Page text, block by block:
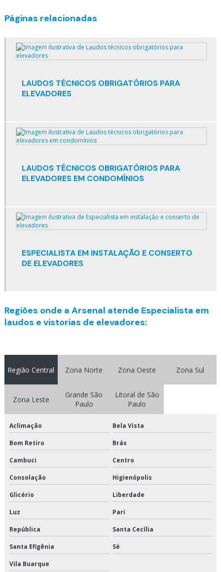
Elevadores especiais
Elevadores inteligentes
Elevadores para construção civil
Embelezamento de elevadores
Empresa de elevadores de carga
Empresa de elevadores no rio de janeiro
Empresa especializada em elevadores
Empresas de elevadores em sp
Empresas de manutenção de elevadores
Empresas de manutenção de elevadores rio de janeiro
Empresas de modernização de elevadores
Empresas de peças de elevadores
Empresas de reforma de elevadores
Empresas elevadores
Empresas fabricantes de elevadores em são paulo
Empresas que fazem manutenção de elevadores
Empresas que trabalham com manutenção de elevadores
Páginas relacionadas
LAUDOS TÉCNICOS OBRIGATÓRIOS PARA
ELEVADORES
LAUDOS TÉCNICOS OBRIGATÓRIOS PARA
ELEVADORES EM CONDOMÍNIOS
ESPECIALISTA EM INSTALAÇÃO E CONSERTO
DE ELEVADORES
Regiões onde a Arsenal atende Especialista em
laudos e vistorias de elevadores:
Região Central Zona Norte Zona Oeste Zona Sul
Zona Leste
Grande São
Paulo
Litoral de São
Paulo
Aclimação Bela Vista
Bom Retiro Brás
Cambuci Centro
Consolação Higienópolis
Glicério Liberdade
Luz Pari
República Santa Cecília
Santa Efigênia Sé
Vila Buarque